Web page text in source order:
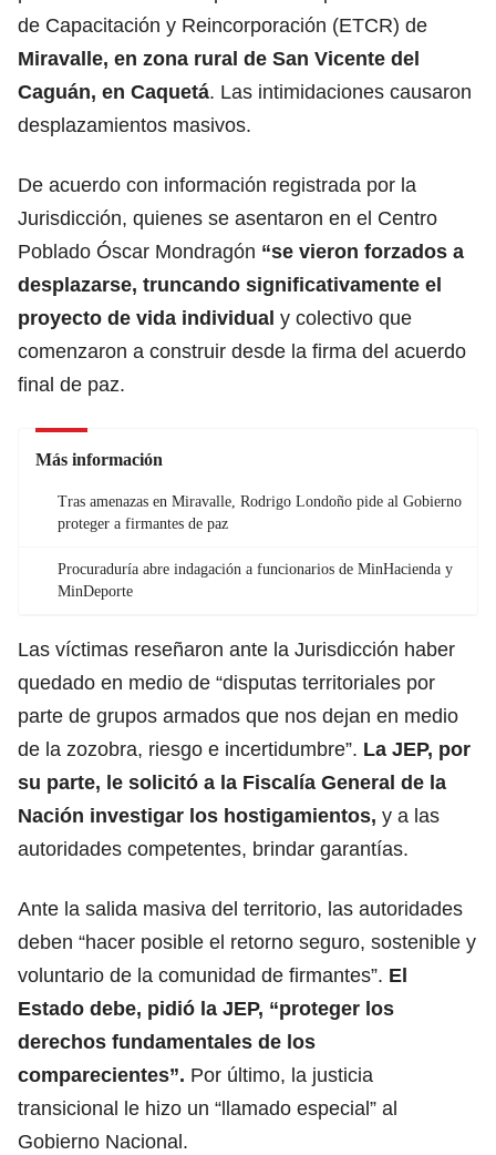
de Capacitación y Reincorporación (ETCR) de
Miravalle, en zona rural de San Vicente del
Caguán, en Caquetá. Las intimidaciones causaron
desplazamientos masivos.
De acuerdo con información registrada por la
Jurisdicción, quienes se asentaron en el Centro
Poblado Óscar Mondragón “se vieron forzados a
desplazarse, truncando significativamente el
proyecto de vida individual y colectivo que
comenzaron a construir desde la firma del acuerdo
final de paz.
Más información
Tras amenazas en Miravalle, Rodrigo Londoño pide al Gobierno
proteger a firmantes de paz
Procuraduría abre indagación a funcionarios de MinHacienda y
MinDeporte
Las víctimas reseñaron ante la Jurisdicción haber
quedado en medio de “disputas territoriales por
parte de grupos armados que nos dejan en medio
de la zozobra, riesgo e incertidumbre”. La JEP, por
su parte, le solicitó a la Fiscalía General de la
Nación investigar los hostigamientos, y a las
autoridades competentes, brindar garantías.
Ante la salida masiva del territorio, las autoridades
deben “hacer posible el retorno seguro, sostenible y
voluntario de la comunidad de firmantes”. El
Estado debe, pidió la JEP, “proteger los
derechos fundamentales de los
comparecientes”. Por último, la justicia
transicional le hizo un “llamado especial” al
Gobierno Nacional.